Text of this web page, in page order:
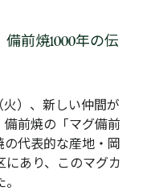
備前焼1000年の伝
火）、新しい仲間が
前焼の「マグ備前
代表的な産地・岡
にあり、このマグカ